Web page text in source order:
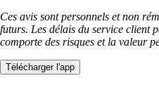
Ces avis sont personnels et non
futurs. Les délais du service client
comporte des risques et la valeur
Télécharger l'app